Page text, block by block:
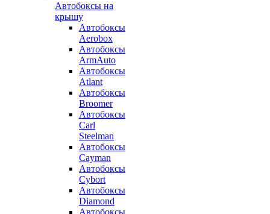
Автобоксы на
крышу
Автобоксы
Aerobox
Автобоксы
ArmAuto
Автобоксы
Atlant
Автобоксы
Broomer
Автобоксы
Carl
Steelman
Автобоксы
Cayman
Автобоксы
Cybort
Автобоксы
Diamond
Автобоксы